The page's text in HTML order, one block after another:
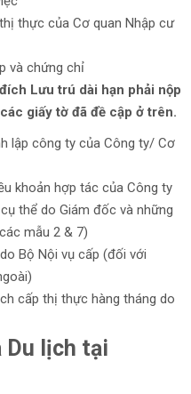
thực của Cơ quan Nhập cư
và chứng chỉ
Lưu trú dài hạn phải nộp
giấy tờ đã đề cập ở trên.
lập công ty của Công ty/ Cơ
khoản hợp tác của Công ty
thể do Giám đốc và những
mẫu 2 & 7)
Bộ Nội vụ cấp (đối với
cấp thị thực hàng tháng do
Du lịch tại